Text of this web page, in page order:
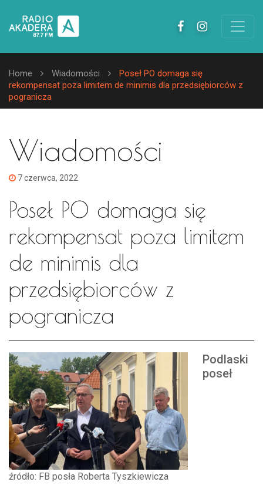
Home Wiadomości
Poseł PO domaga się
rekompensat poza limitem de minimis dla przedsiębiorców z
pogranicza
Wiadomości
7 czerwca, 2022
Poseł PO domaga się
rekompensat poza limitem
de minimis dla
przedsiębiorców z
pogranicza
źródło: FB posła Roberta Tyszkiewicza
Podlaski
poseł